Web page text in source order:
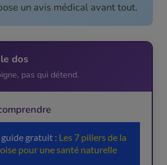
un avis médical avant tout.
dos
pas qui détend.